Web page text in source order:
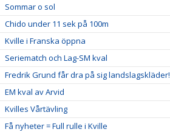
Sommar o sol
Chido under 11 sek på 100m
Kville i Franska öppna
Seriematch och Lag-SM kval
Fredrik Grund får dra på sig landslagskläder!
EM kval av Arvid
Kvilles Vårtävling
Få nyheter = Full rulle i Kville